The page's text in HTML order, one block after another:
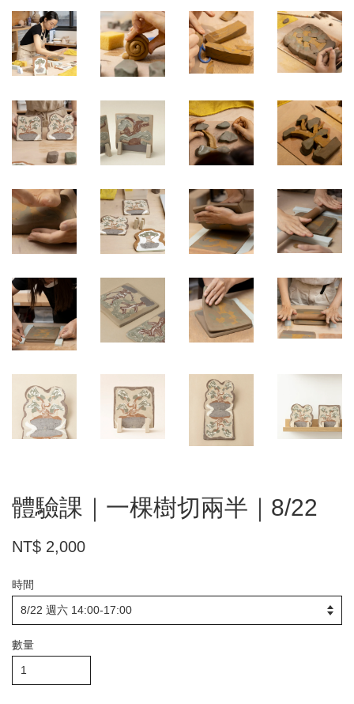
體驗課｜一棵樹切兩半｜8/22
NT$ 2,000
時間
數量